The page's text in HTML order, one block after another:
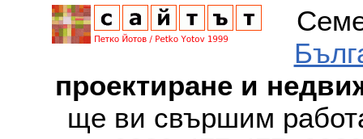
проектиране и
ще ви свършим